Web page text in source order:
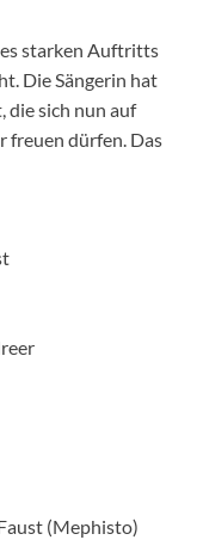
starken Auftritts
Die Sängerin hat
die sich nun auf
freuen dürfen. Das
(Mephisto)